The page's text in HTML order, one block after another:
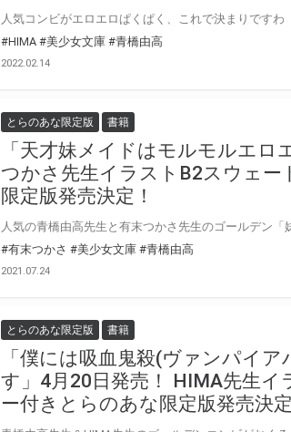
#HIMA #美少女文庫 #青橋由高
2022.02.14
とらのあな限定版 書籍
「天才妹メイドはモルモルエロ
つかさ先生イラストB2スウェ
限定版発売決定！
#有末つかさ #美少女文庫 #青橋由高
2021.07.24
とらのあな限定版 書籍
「僕には吸血鬼殺(ヴァンパイ
す」4月20日発売！ HIMA先生
ー付きとらのあな限定版発売決定